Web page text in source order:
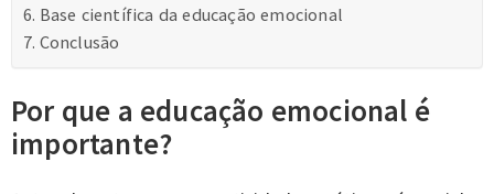
Base científica da educação emocional
Conclusão
Por que a educação emocional é
importante?